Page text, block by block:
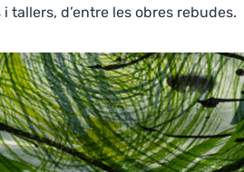
d’entre les obres rebudes.